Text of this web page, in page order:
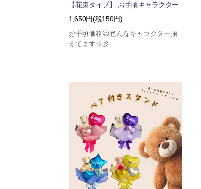
【花束タイプ】 お手頃キャラクター
1,650円(税150円)
お手頃価格😉色んなキャラクター揃
えてます☆彡